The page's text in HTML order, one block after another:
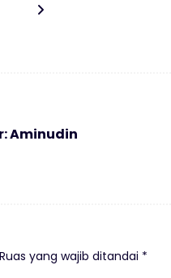
Aminudin
Ruas yang wajib ditandai *